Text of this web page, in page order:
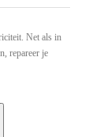
Net als in
repareer je